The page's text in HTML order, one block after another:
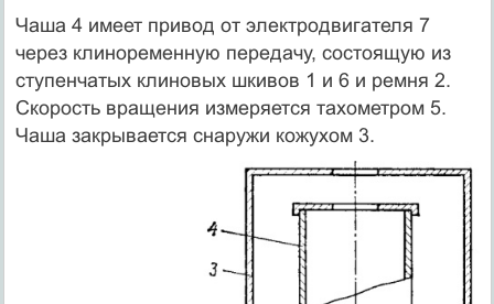
Чаша 4 имеет привод от электродвигателя 7
через клиноременную передачу, состоящую из
ступенчатых клиновых шкивов 1 и 6 и ремня 2.
Скорость вращения измеряется тахометром 5.
Чаша закрывается снаружи кожухом 3.